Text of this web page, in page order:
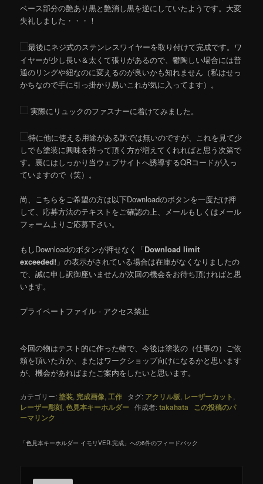
ベース部分の艶あり黒と艶消し黒を逆にしていたようです。大変
失礼しました・・・！
最後にネジ式のステンレスワイヤーを取り付けて完成です。ワ
イヤーが少し長い＆太くて張りがあるので、鬱陶しい場合には普
通のリングや紐なのに変えるのが良いかも知れません（私はせっ
かちなので手に引っ掛かり易いこれが気に入ってます）。
実際にリュックのファスナーに着けてみました。
特に他に使える用途がある訳では無いのですが、これを見て少
しでも塗装に興味を持って頂く方が増えてくれればと思う次第で
す。裏にはしっかり当ウェブサイトへ誘導するQRコードが入っ
ていますので（笑）。
尚、こちらをご希望の方は以下Downloadのボタンを一度だけ押
して、応募方法のテキストをご確認の上、メールもしくはメール
フォームよりご応募下さい。
もしDownloadのボタンが押せなく「Download limit
exceeded! 」の表示がされている場合は在庫がなくなりましたの
で、誠に申し訳御座いませんが次回の機会をお待ち頂ければと思
います。
プライベートファイル - アクセス禁止
今回の物はテスト的に作った物で、今後は塗装の（仕事の）ご依
頼を頂いた方か、またはワークショップ向けになるかと思います
が、機会があればまたご案内をしたいと思います。
カテゴリー:塗装, 完成画像, 工作 タグ: アクリル板, レーザーカット,
レーザー彫刻,色見本キーホルダー 作成者:takahata
この投稿のパ
ーマリンク
「色見本キーホルダー イモリVER.完成 」への6件のフィードバック